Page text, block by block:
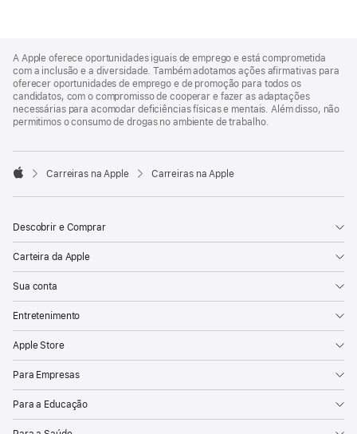
Footer
A Apple oferece oportunidades iguais de emprego e está comprometida
com a inclusão e a diversidade. Também adotamos ações afirmativas para
oferecer oportunidades de emprego e de promoção para todos os
candidatos, com o compromisso de cooperar e fazer as adaptações
necessárias para acomodar deficiências físicas e mentais. Além disso, não
permitimos o consumo de drogas no ambiente de trabalho.

Carreiras na Apple Carreiras na Apple
Descobrir e Comprar
Carteira da Apple
Sua conta
Entretenimento
Apple Store
Para Empresas
Para a Educação